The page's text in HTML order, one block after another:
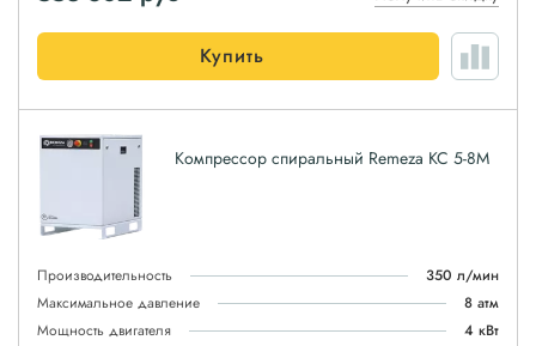
Купить
Компрессор спиральный Remeza КС 5-8М
Производительность
350 л/мин
Максимальное давление
8 атм
Мощность двигателя
4 кВт